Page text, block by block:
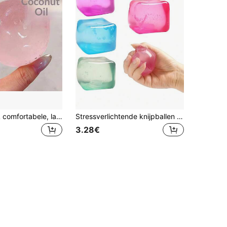
1 stuk zachte, comfortabele, langzaam terugspringende maltpoeder blauwe kristal grote appel, extra grote vloeibare kaasbal met ultradunne plakkerige huid, plastic crèmetextuur knijpbal - stressverlichtende stuiterbal grote maat langzaam terugspringend decompressiespeelgoed extra grote vloeibare maltose kokosolie decompressiespeelgoed zachte daifuku knijpbal Stressverlichtende knijpballen handbediende desktopkubus sensorische fidgetballen voor ontspanning vierkante knijpballen stressverlichtende kubus voor mannen vrouwen familiefeesten vakantiefeesten als vakantiecadeaus feestcadeaus klasbeloningen
3.28€